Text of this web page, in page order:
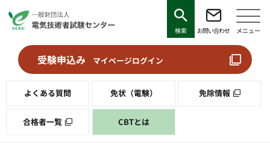
検索 お問い合わせ メニュー
よくある質問 免状（電験） 免除情報
合格者一覧 CBTとは
受験申込み マイページログイン